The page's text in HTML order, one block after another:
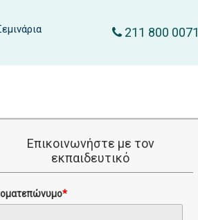
211 800 0071
Επικοινωνήστε με τον
εκπαιδευτικό
*